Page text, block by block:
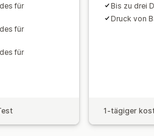
für
für
für
Bis zu drei
Druck von
1-tägiger